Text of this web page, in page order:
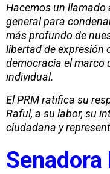
Hacemos un llamado
general para
más profundo de
libertad de expresión
democracia el marco
individual.
El PRM ratifica su
Raful, a su labor, su
ciudadana y